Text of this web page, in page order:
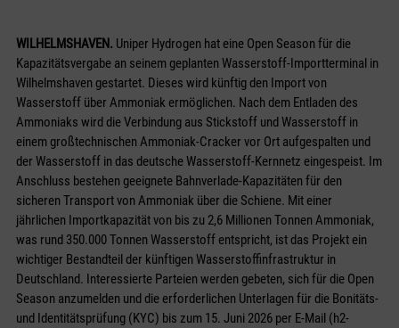
WILHELMSHAVEN. Uniper Hydrogen hat eine Open Season für die
Kapazitätsvergabe an seinem geplanten Wasserstoff-Importterminal in
Wilhelmshaven gestartet. Dieses wird künftig den Import von
Wasserstoff über Ammoniak ermöglichen. Nach dem Entladen des
Ammoniaks wird die Verbindung aus Stickstoff und Wasserstoff in
einem großtechnischen Ammoniak-Cracker vor Ort aufgespalten und
der Wasserstoff in das deutsche Wasserstoff-Kernnetz eingespeist. Im
Anschluss bestehen geeignete Bahnverlade-Kapazitäten für den
sicheren Transport von Ammoniak über die Schiene. Mit einer
jährlichen Importkapazität von bis zu 2,6 Millionen Tonnen Ammoniak,
was rund 350.000 Tonnen Wasserstoff entspricht, ist das Projekt ein
wichtiger Bestandteil der künftigen Wasserstoffinfrastruktur in
Deutschland. Interessierte Parteien werden gebeten, sich für die Open
Season anzumelden und die erforderlichen Unterlagen für die Bonitäts-
und Identitätsprüfung (KYC) bis zum 15. Juni 2026 per E-Mail (h2-